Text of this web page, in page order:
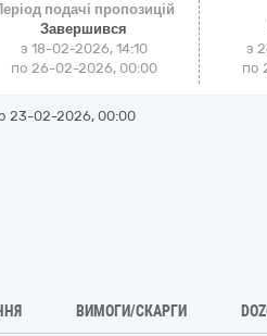
подачі пропозицій
Завершився
з 18-02-2026, 14:10
по 26-02-2026, 00:00
з
по
23-02-2026, 00:00
ВИМОГИ/СКАРГИ